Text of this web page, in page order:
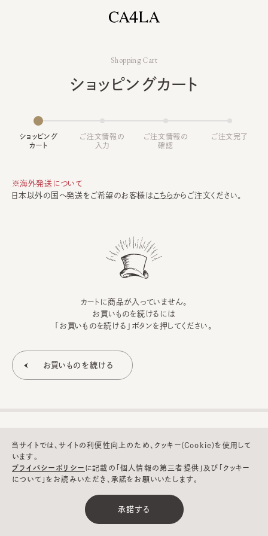
Shopping Cart
ショッピングカート
ショッピング
カート
ご注文情報の
入力
ご注文情報の
確認
ご注文完了
※海外発送について
日本以外の国へ発送をご希望のお客様はこちらからご注文ください。
カートに商品が入っていません。
お買いものを続けるには
「お買いものを続ける」ボタンを押してください。
©CA4LA INC. All Rights Reserved.
当サイトでは、サイトの利便性向上のため、クッキー(Cookie)を使用して
います。
プライバシーポリシー に記載の「個人情報の第三者提供」及び「クッキー
について」をお読みいただき、承諾をお願いいたします。
承諾する